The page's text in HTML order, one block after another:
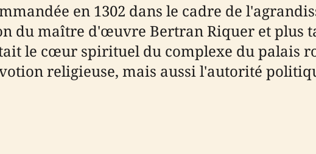
en 1302 dans le cadre de
du maître d'œuvre Bertran Riquer et plus
le cœur spirituel du complexe du palais
religieuse, mais aussi l'autorité